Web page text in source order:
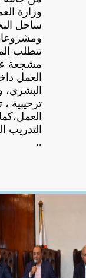
وزارة
ساحل
تتطلب
مشجعة
العمل
البشري،
ترحيبية
التدريب
..